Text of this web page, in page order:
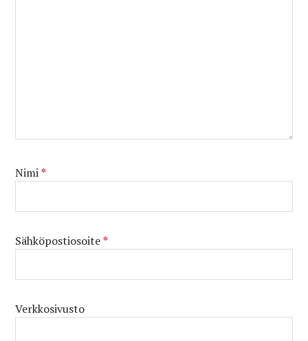
Nimi*
Sähköpostiosoite*
Verkkosivusto